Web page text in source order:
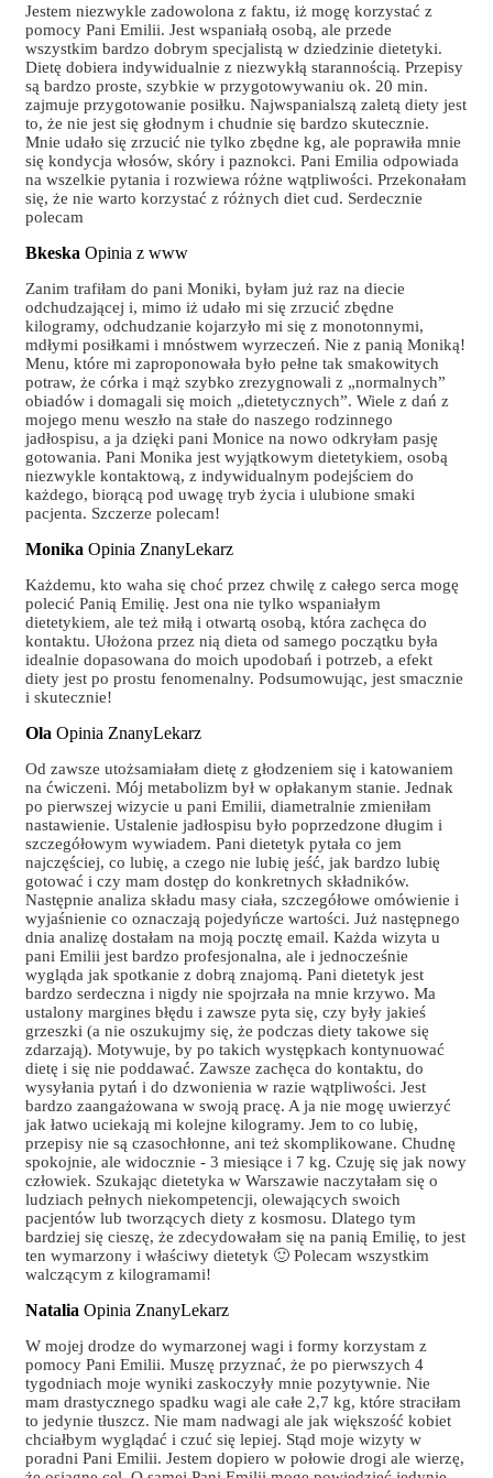
Jestem niezwykle zadowolona z faktu, iż mogę korzystać z
pomocy Pani Emilii. Jest wspaniałą osobą, ale przede
wszystkim bardzo dobrym specjalistą w dziedzinie dietetyki.
Dietę dobiera indywidualnie z niezwykłą starannością. Przepisy
są bardzo proste, szybkie w przygotowywaniu ok. 20 min.
zajmuje przygotowanie posiłku. Najwspanialszą zaletą diety jest
to, że nie jest się głodnym i chudnie się bardzo skutecznie.
Mnie udało się zrzucić nie tylko zbędne kg, ale poprawiła mnie
się kondycja włosów, skóry i paznokci. Pani Emilia odpowiada
na wszelkie pytania i rozwiewa różne wątpliwości. Przekonałam
się, że nie warto korzystać z różnych diet cud. Serdecznie
polecam
Bkeska Opinia z www
Zanim trafiłam do pani Moniki, byłam już raz na diecie
odchudzającej i, mimo iż udało mi się zrzucić zbędne
kilogramy, odchudzanie kojarzyło mi się z monotonnymi,
mdłymi posiłkami i mnóstwem wyrzeczeń. Nie z panią Moniką!
Menu, które mi zaproponowała było pełne tak smakowitych
potraw, że córka i mąż szybko zrezygnowali z „normalnych”
obiadów i domagali się moich „dietetycznych”. Wiele z dań z
mojego menu weszło na stałe do naszego rodzinnego
jadłospisu, a ja dzięki pani Monice na nowo odkryłam pasję
gotowania. Pani Monika jest wyjątkowym dietetykiem, osobą
niezwykle kontaktową, z indywidualnym podejściem do
każdego, biorącą pod uwagę tryb życia i ulubione smaki
pacjenta. Szczerze polecam!
Monika Opinia ZnanyLekarz
Każdemu, kto waha się choć przez chwilę z całego serca mogę
polecić Panią Emilię. Jest ona nie tylko wspaniałym
dietetykiem, ale też miłą i otwartą osobą, która zachęca do
kontaktu. Ułożona przez nią dieta od samego początku była
idealnie dopasowana do moich upodobań i potrzeb, a efekt
diety jest po prostu fenomenalny. Podsumowując, jest smacznie
i skutecznie!
Ola Opinia ZnanyLekarz
Od zawsze utożsamiałam dietę z głodzeniem się i katowaniem
na ćwiczeni. Mój metabolizm był w opłakanym stanie. Jednak
po pierwszej wizycie u pani Emilii, diametralnie zmieniłam
nastawienie. Ustalenie jadłospisu było poprzedzone długim i
szczegółowym wywiadem. Pani dietetyk pytała co jem
najczęściej, co lubię, a czego nie lubię jeść, jak bardzo lubię
gotować i czy mam dostęp do konkretnych składników.
Następnie analiza składu masy ciała, szczegółowe omówienie i
wyjaśnienie co oznaczają pojedyńcze wartości. Już następnego
dnia analizę dostałam na moją pocztę email. Każda wizyta u
pani Emilii jest bardzo profesjonalna, ale i jednocześnie
wygląda jak spotkanie z dobrą znajomą. Pani dietetyk jest
bardzo serdeczna i nigdy nie spojrzała na mnie krzywo. Ma
ustalony margines błędu i zawsze pyta się, czy były jakieś
grzeszki (a nie oszukujmy się, że podczas diety takowe się
zdarzają). Motywuje, by po takich występkach kontynuować
dietę i się nie poddawać. Zawsze zachęca do kontaktu, do
wysyłania pytań i do dzwonienia w razie wątpliwości. Jest
bardzo zaangażowana w swoją pracę. A ja nie mogę uwierzyć
jak łatwo uciekają mi kolejne kilogramy. Jem to co lubię,
przepisy nie są czasochłonne, ani też skomplikowane. Chudnę
spokojnie, ale widocznie - 3 miesiące i 7 kg. Czuję się jak nowy
człowiek. Szukając dietetyka w Warszawie naczytałam się o
ludziach pełnych niekompetencji, olewających swoich
pacjentów lub tworzących diety z kosmosu. Dlatego tym
bardziej się cieszę, że zdecydowałam się na panią Emilię, to jest
ten wymarzony i właściwy dietetyk 🙂 Polecam wszystkim
walczącym z kilogramami!
Natalia Opinia ZnanyLekarz
W mojej drodze do wymarzonej wagi i formy korzystam z
pomocy Pani Emilii. Muszę przyznać, że po pierwszych 4
tygodniach moje wyniki zaskoczyły mnie pozytywnie. Nie
mam drastycznego spadku wagi ale całe 2,7 kg, które straciłam
to jedynie tłuszcz. Nie mam nadwagi ale jak większość kobiet
chciałbym wyglądać i czuć się lepiej. Stąd moje wizyty w
poradni Pani Emilii. Jestem dopiero w połowie drogi ale wierzę,